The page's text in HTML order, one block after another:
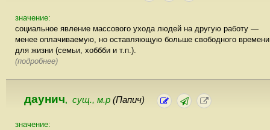
значение:
социальное явление массового ухода людей на другую работу —
менее оплачиваемую, но оставляющую больше свободного времени
для жизни (семьи, хоббби и т.п.).
(подробнее)
даунич, сущ., м.р (Папич)
значение: